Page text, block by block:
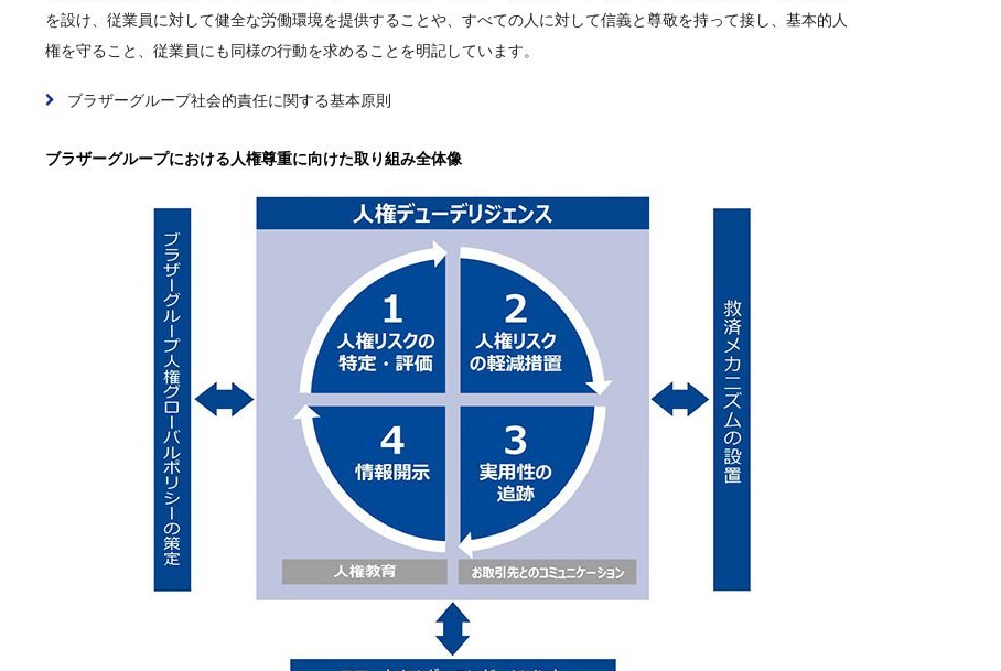
を設け、従業員に対して健全な労働環境を提供することや、すべての人に対して信義と尊敬を持って接し、基本的人
権を守ること、従業員にも同様の行動を求めることを明記しています。
ブラザーグループ社会的責任に関する基本原則
ブラザーグループにおける人権尊重に向けた取り組み全体像